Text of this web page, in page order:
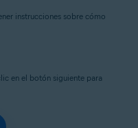
instrucciones sobre cómo
en el botón siguiente para